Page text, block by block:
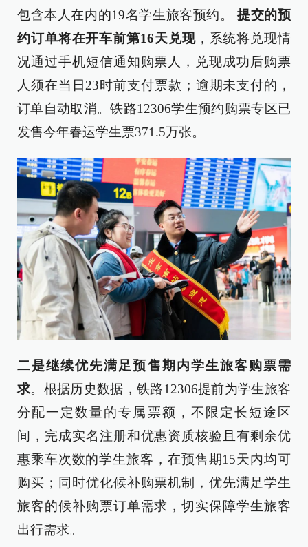
包含本人在内的19名学生旅客预约。
提交的预
约订单将在开车前第16天兑现，系统将兑现情
况通过手机短信通知购票人，兑现成功后购票
人须在当日23时前支付票款；逾期未支付的，
订单自动取消。铁路12306学生预约购票专区已
发售今年春运学生票371.5万张。
二是继续优先满足预售期内学生旅客购票需
求。根据历史数据，铁路12306提前为学生旅客
分配一定数量的专属票额，不限定长短途区
间，完成实名注册和优惠资质核验且有剩余优
惠乘车次数的学生旅客，在预售期15天内均可
购买；同时优化候补购票机制，优先满足学生
旅客的候补购票订单需求，切实保障学生旅客
出行需求。